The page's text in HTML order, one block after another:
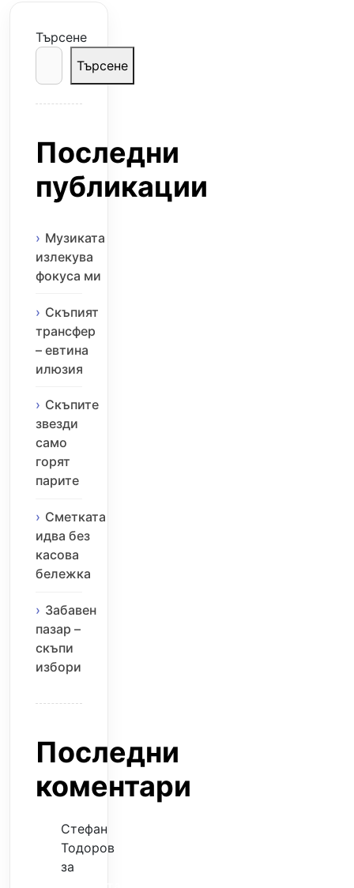
Търсене
Търсене
Последни
публикации
Музиката
излекува
фокуса ми
Скъпият
трансфер
– евтина
илюзия
Скъпите
звезди
само
горят
парите
Сметката
идва без
касова
бележка
Забавен
пазар –
скъпи
избори
Последни
коментари
Стефан
Тодоров
за